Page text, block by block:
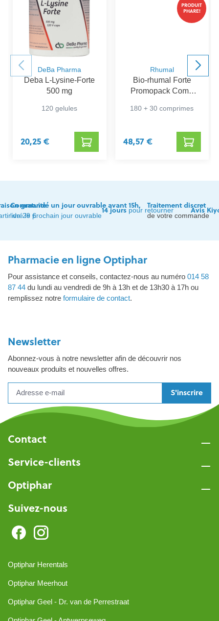
DeBa Pharma
Deba L-Lysine-Forte
500 mg
120 gelules
20,25 €
PRODUIT
PHARE!
Rhumal
Bio-rhumal Forte
Promopack Comp
180 + 30 comprimes
48,57 €
gratuite
de 29 €
Commandé un jour ouvrable avant 15h,
livré le prochain jour ouvrable
14 jourspour retourner
Traitement discret
de votre commande
Avis
Pharmacie en ligne Optiphar
Pour assistance et conseils, contactez-nous au numéro 014 58
87 44 du lundi au vendredi de 9h à 13h et de 13h30 à 17h ou
remplissez notre formulaire de contact.
Newsletter
Abonnez-vous à notre newsletter afin de découvrir nos
nouveaux produits et nouvelles offres.
S'inscrire
Contact
Service-clients
Optiphar
Suivez-nous
Optiphar Herentals
Optiphar Meerhout
Optiphar Geel - Dr. van de Perrestraat